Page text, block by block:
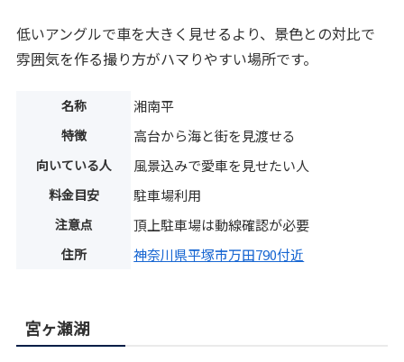
低いアングルで車を大きく見せるより、景色との対比で
雰囲気を作る撮り方がハマりやすい場所です。
名称 湘南平
特徴 高台から海と街を見渡せる
向いている人 風景込みで愛車を見せたい人
料金目安 駐車場利用
注意点 頂上駐車場は動線確認が必要
住所 神奈川県平塚市万田790付近
宮ヶ瀬湖